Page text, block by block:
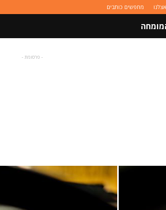
מחפשים כותבים
- פרסומת -